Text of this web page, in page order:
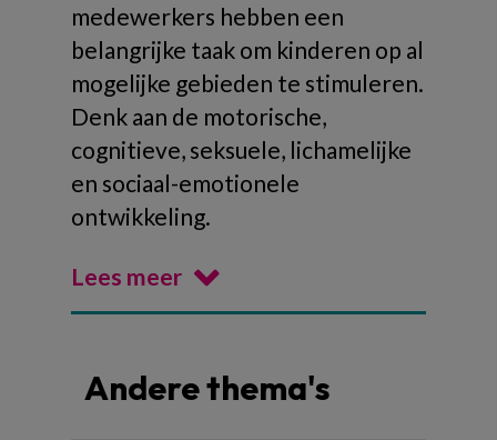
medewerkers hebben een
belangrijke taak om kinderen op al
mogelijke gebieden te stimuleren.
Denk aan de motorische,
cognitieve, seksuele, lichamelijke
en sociaal-emotionele
ontwikkeling.
Lees meer
Andere thema's